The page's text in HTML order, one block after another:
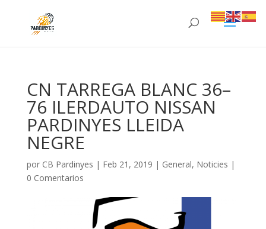
CN TARREGA BLANC 36–
76 ILERDAUTO NISSAN
PARDINYES LLEIDA
NEGRE
por CB Pardinyes | Feb 21, 2019 | General, Noticies |
0 Comentarios